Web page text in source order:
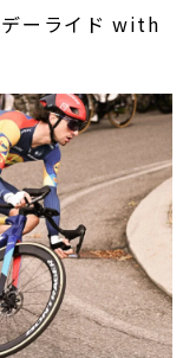
ーライド with